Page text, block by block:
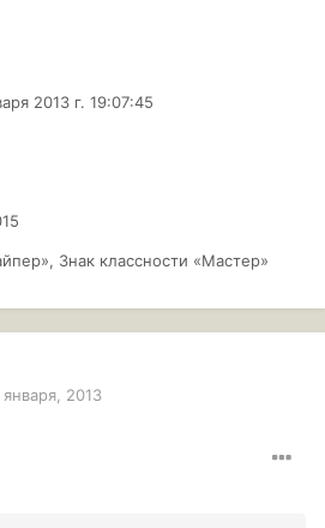
2013 г. 19:07:45
Знак класcности «Мастер»
января, 2013